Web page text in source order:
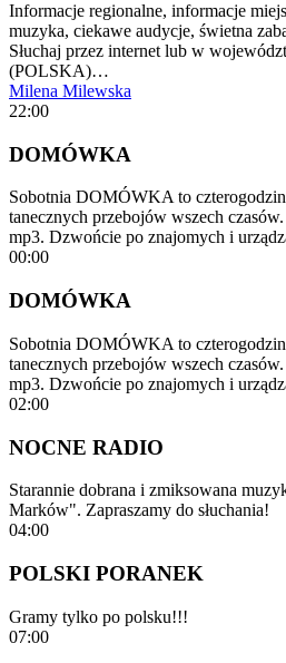
Informacje regionalne, informacje
muzyka, ciekawe audycje, świetna
Słuchaj przez internet lub w
(POLSKA)…
Milena Milewska
22:00
DOMÓWKA
Sobotnia DOMÓWKA to
tanecznych przebojów wszech
mp3. Dzwońcie po znajomych i
00:00
DOMÓWKA
Sobotnia DOMÓWKA to
tanecznych przebojów wszech
mp3. Dzwońcie po znajomych i
02:00
NOCNE RADIO
Starannie dobrana i zmiksowana
Marków". Zapraszamy do słuchania!
04:00
POLSKI PORANEK
Gramy tylko po polsku!!!
07:00